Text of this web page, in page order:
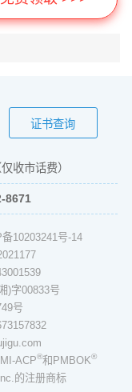
证书查询
仅收市话费）
8671
10203241号-14
)字00833号
号
ACP®和PMBOK®
的注册商标